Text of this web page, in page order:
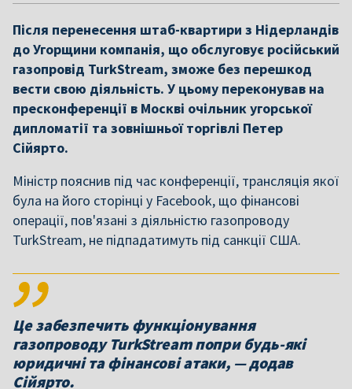
Після перенесення штаб-квартири з Нідерландів
до Угорщини компанія, що обслуговує російський
газопровід TurkStream, зможе без перешкод
вести свою діяльність. У цьому переконував на
пресконференції в Москві очільник угорської
дипломатії та зовнішньої торгівлі Петер
Сійярто.
Міністр пояснив під час конференції, трансляція якої
була на його сторінці у Facebook, що фінансові
операції, пов'язані з діяльністю газопроводу
TurkStream, не підпадатимуть під санкції США.
Це забезпечить функціонування
газопроводу TurkStream попри будь-які
юридичні та фінансові атаки, — додав
Сійярто.